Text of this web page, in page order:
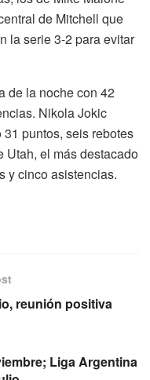
de Mitchell que
la serie 3-2 para evitar
de la noche con 42
Nikola Jokic
puntos, seis rebotes
Utah, el más destacado
y cinco asistencias.
reunión positiva
Liga Argentina